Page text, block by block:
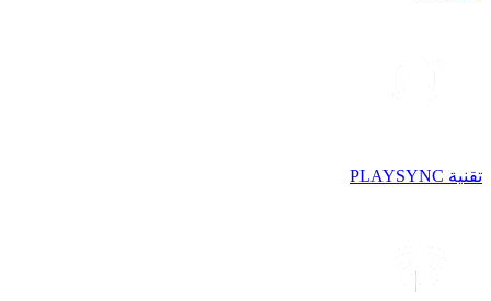
تقنية PLAYSYNC